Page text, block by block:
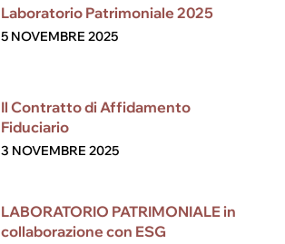
Laboratorio Patrimoniale 2025
5 NOVEMBRE 2025
Il Contratto di Affidamento
Fiduciario
3 NOVEMBRE 2025
LABORATORIO PATRIMONIALE in
collaborazione con ESG